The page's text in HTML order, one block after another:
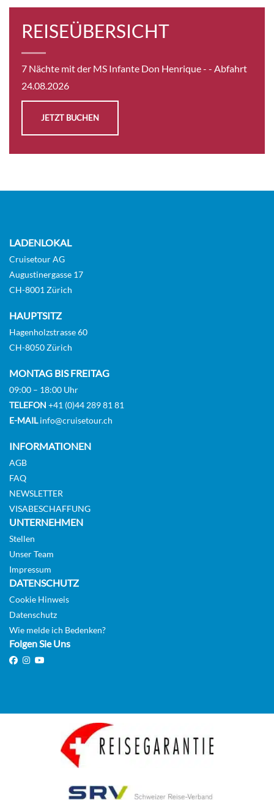
Auf Anfrage
Aussenkabine
MAIN DECK 2 SEPARABLE BEDS CAT B-[B_GLS_PP]
Auf Anfrage
AUSWÄHLEN
KABINE
ANFRAGEN
REISEÜBERSICHT
7 Nächte mit der MS Infante Don Henrique - - Abfahrt
24.08.2026
JETZT BUCHEN
LADENLOKAL
Cruisetour AG
Augustinergasse 17
CH-8001 Zürich
HAUPTSITZ
Hagenholzstrasse 60
CH-8050 Zürich
MONTAG BIS FREITAG
09:00 – 18:00 Uhr
TELEFON +41 (0)44 289 81 81
E-MAILinfo@cruisetour.ch
INFORMATIONEN
AGB
FAQ
NEWSLETTER
VISABESCHAFFUNG
UNTERNEHMEN
Stellen
Unser Team
Impressum
DATENSCHUTZ
Cookie Hinweis
Datenschutz
Wie melde ich Bedenken?
Folgen Sie Uns